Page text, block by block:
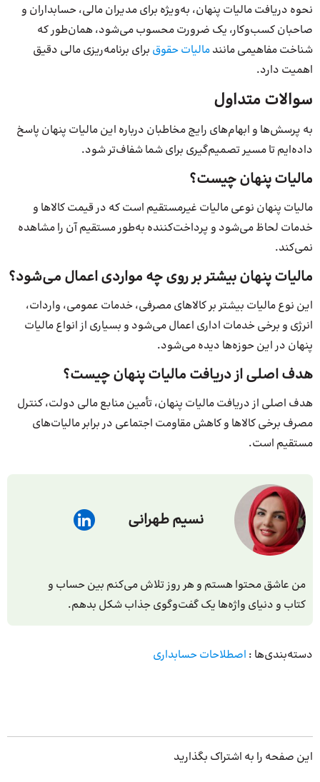
نحوه دریافت مالیات پنهان، به‌ویژه برای مدیران مالی، حسابداران و
صاحبان کسب‌وکار، یک ضرورت محسوب می‌شود، همان‌طور که
شناخت مفاهیمی مانندمالیات حقوق برای برنامه‌ریزی مالی دقیق
اهمیت دارد.
سوالات متداول
به پرسش‌ها و ابهام‌های رایج مخاطبان درباره این مالیات پنهان پاسخ
داده‌ایم تا مسیر تصمیم‌گیری برای شما شفاف‌تر شود.
مالیات پنهان چیست؟
مالیات پنهان نوعی مالیات غیرمستقیم است که در قیمت کالاها و
خدمات لحاظ می‌شود و پرداخت‌کننده به‌طور مستقیم آن را مشاهده
نمی‌کند.
مالیات پنهان بیشتر بر روی چه مواردی اعمال می‌شود؟
این نوع مالیات بیشتر بر کالاهای مصرفی، خدمات عمومی، واردات،
انرژی و برخی خدمات اداری اعمال می‌شود و بسیاری از انواع مالیات
پنهان در این حوزه‌ها دیده می‌شود.
هدف اصلی از دریافت مالیات پنهان چیست؟
هدف اصلی از دریافت مالیات پنهان، تأمین منابع مالی دولت، کنترل
مصرف برخی کالاها و کاهش مقاومت اجتماعی در برابر مالیات‌های
مستقیم است.
نسیم طهرانی
من عاشق محتوا هستم و هر روز تلاش می‌کنم بین حساب و
کتاب و دنیای واژه‌ها یک گفت‌وگوی جذاب شکل بدهم.
دسته‌بندی‌ها : اصطلاحات حسابداری
این صفحه را به اشتراک بگذارید